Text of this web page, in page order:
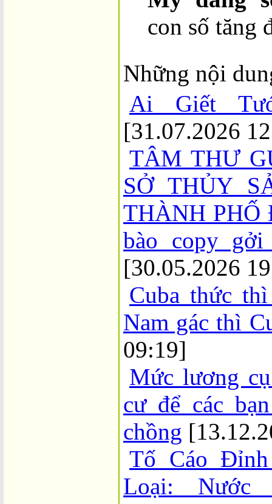
con số tăng
Những nội
Ai Giết
[31.07.2026
TÂM THƯ
SỞ THỦY
THÀNH
bào copy
[30.05.2026
Cuba thức
Nam gác thì
09:19]
Mức lương
cư để các
chồng
Tố Cáo
Loại: